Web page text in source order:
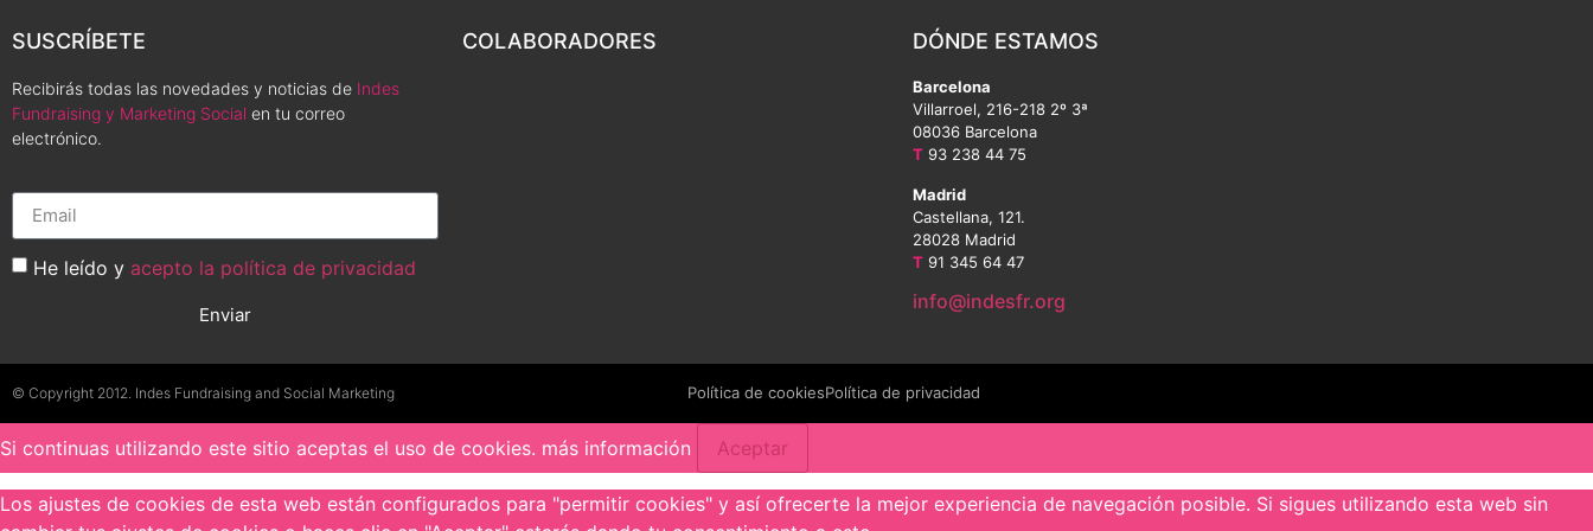
SUSCRÍBETE
Recibirás todas las novedades y noticias de Indes
Fundraising y Marketing Social en tu correo
electrónico.
He leído y acepto la política de privacidad
Enviar
COLABORADORES DÓNDE ESTAMOS
Barcelona
Villarroel, 216-218 2º 3ª
08036 Barcelona
T93 238 44 75
Madrid
Castellana, 121.
28028 Madrid
T 91 345 64 47
info@indesfr.org
© Copyright 2012. Indes Fundraising and Social Marketing Política de cookiesPolítica de privacidad
Si continuas utilizando este sitio aceptas el uso de cookies. más información Aceptar
Los ajustes de cookies de esta web están configurados para "permitir cookies" y así ofrecerte la mejor experiencia de navegación posible. Si sigues utilizando esta web sin